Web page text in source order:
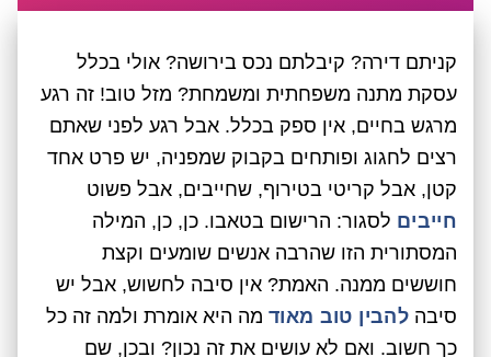
T
קניתם דירה? קיבלתם נכס בירושה? אולי בכלל
עסקת מתנה משפחתית ומשמחת? מזל טוב! זה רגע
מרגש בחיים, אין ספק בכלל. אבל רגע לפני שאתם
רצים לחגוג ופותחים בקבוק שמפניה, יש פרט אחד
קטן, אבל קריטי בטירוף, שחייבים, אבל פשוט
חייבים לסגור: הרישום בטאבו. כן, כן, המילה
המסתורית הזו שהרבה אנשים שומעים וקצת
חוששים ממנה. האמת? אין סיבה לחשוש, אבל יש
סיבה להבין טוב מאוד מה היא אומרת ולמה זה כל
כך חשוב. ואם לא עושים את זה נכון? ובכן, שם